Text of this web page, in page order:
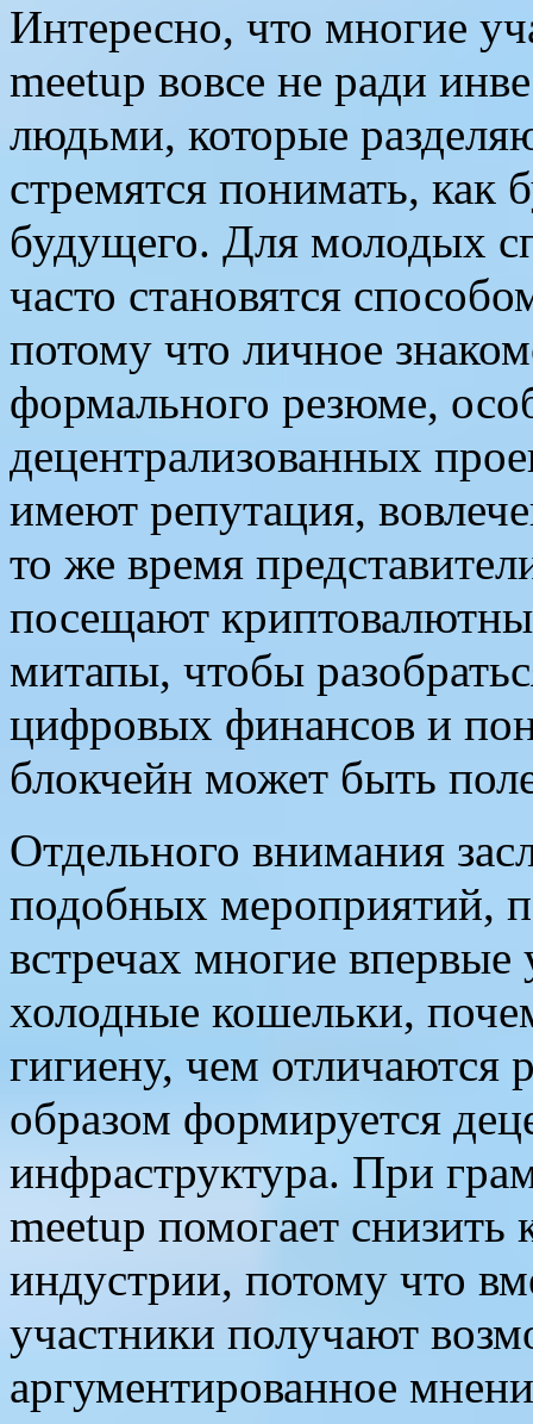
Интересно, что многие
meetup вовсе не ради
людьми, которые
стремятся понимать, как
будущего. Для молодых
часто становятся
потому что личное
формального резюме,
децентрализованных
имеют репутация,
то же время
посещают
митапы, чтобы
цифровых финансов и
блокчейн может быть
Отдельного внимания
подобных мероприятий,
встречах многие
холодные кошельки,
гигиену, чем отличаются
образом формируется
инфраструктура. При
meetup помогает
индустрии, потому что
участники получают
аргументированное